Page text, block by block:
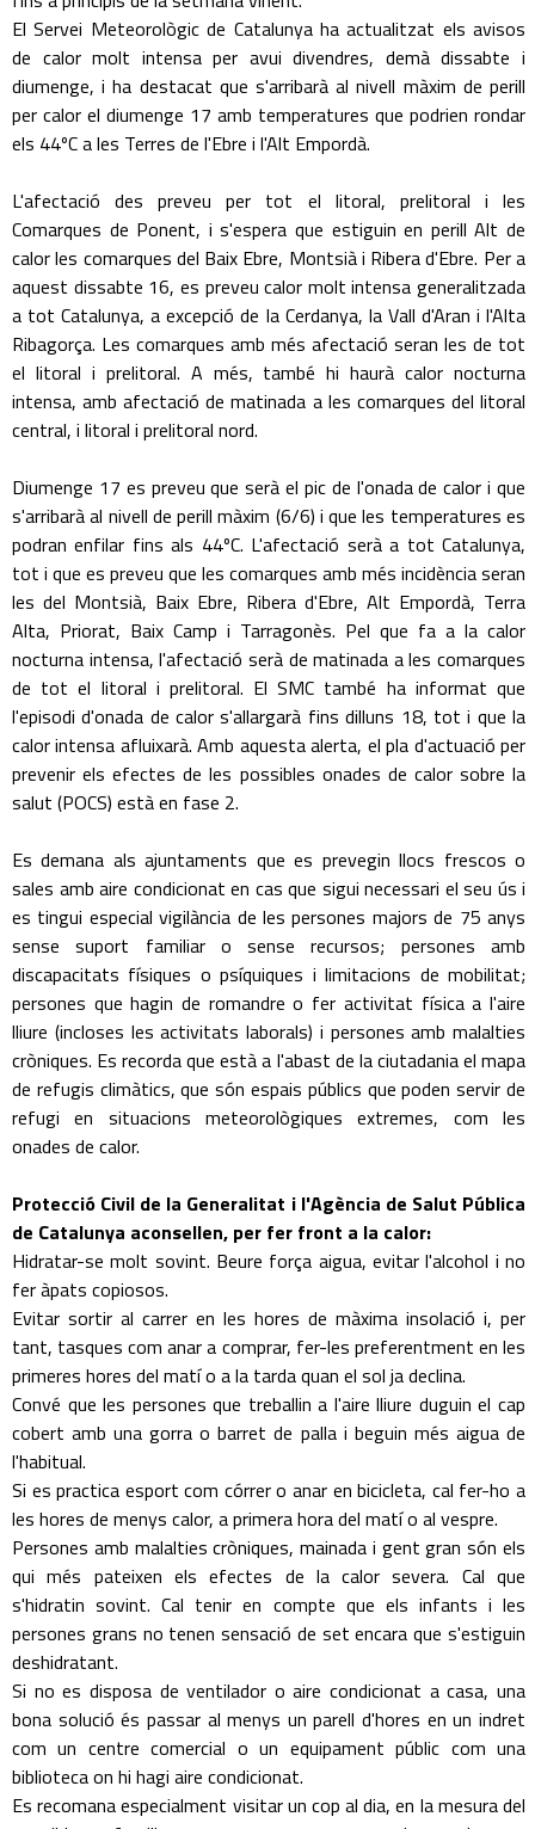
El Servei Meteorològic de Catalunya ha actualitzat els avisos
de calor molt intensa per avui divendres, demà dissabte i
diumenge, i ha destacat que s'arribarà al nivell màxim de perill
per calor el diumenge 17 amb temperatures que podrien rondar
els 44ºC a les Terres de l'Ebre i l'Alt Empordà.
L'afectació des preveu per tot el litoral, prelitoral i les
Comarques de Ponent, i s'espera que estiguin en perill Alt de
calor les comarques del Baix Ebre, Montsià i Ribera d'Ebre. Per a
aquest dissabte 16, es preveu calor molt intensa generalitzada
a tot Catalunya, a excepció de la Cerdanya, la Vall d'Aran i l'Alta
Ribagorça. Les comarques amb més afectació seran les de tot
el litoral i prelitoral. A més, també hi haurà calor nocturna
intensa, amb afectació de matinada a les comarques del litoral
central, i litoral i prelitoral nord.
Diumenge 17 es preveu que serà el pic de l'onada de calor i que
s'arribarà al nivell de perill màxim (6/6) i que les temperatures es
podran enfilar fins als 44ºC. L'afectació serà a tot Catalunya,
tot i que es preveu que les comarques amb més incidència seran
les del Montsià, Baix Ebre, Ribera d'Ebre, Alt Empordà, Terra
Alta, Priorat, Baix Camp i Tarragonès. Pel que fa a la calor
nocturna intensa, l'afectació serà de matinada a les comarques
de tot el litoral i prelitoral. El SMC també ha informat que
l'episodi d'onada de calor s'allargarà fins dilluns 18, tot i que la
calor intensa afluixarà. Amb aquesta alerta, el pla d'actuació per
prevenir els efectes de les possibles onades de calor sobre la
salut (POCS) està en fase 2.
Es demana als ajuntaments que es prevegin llocs frescos o
sales amb aire condicionat en cas que sigui necessari el seu ús i
es tingui especial vigilància de les persones majors de 75 anys
sense suport familiar o sense recursos; persones amb
discapacitats físiques o psíquiques i limitacions de mobilitat;
persones que hagin de romandre o fer activitat física a l'aire
lliure (incloses les activitats laborals) i persones amb malalties
cròniques. Es recorda que està a l'abast de la ciutadania el mapa
de refugis climàtics, que són espais públics que poden servir de
refugi en situacions meteorològiques extremes, com les
onades de calor.
Protecció Civil de la Generalitat i l'Agència de Salut Pública
de Catalunya aconsellen, per fer front a la calor:
Hidratar-se molt sovint. Beure força aigua, evitar l'alcohol i no
fer àpats copiosos.
Evitar sortir al carrer en les hores de màxima insolació i, per
tant, tasques com anar a comprar, fer-les preferentment en les
primeres hores del matí o a la tarda quan el sol ja declina.
Convé que les persones que treballin a l'aire lliure duguin el cap
cobert amb una gorra o barret de palla i beguin més aigua de
l'habitual.
Si es practica esport com córrer o anar en bicicleta, cal fer-ho a
les hores de menys calor, a primera hora del matí o al vespre.
Persones amb malalties cròniques, mainada i gent gran són els
qui més pateixen els efectes de la calor severa. Cal que
s'hidratin sovint. Cal tenir en compte que els infants i les
persones grans no tenen sensació de set encara que s'estiguin
deshidratant.
Si no es disposa de ventilador o aire condicionat a casa, una
bona solució és passar al menys un parell d'hores en un indret
com un centre comercial o un equipament públic com una
biblioteca on hi hagi aire condicionat.
Es recomana especialment visitar un cop al dia, en la mesura del